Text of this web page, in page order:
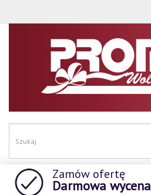
Zamów ofertę
Darmowa wycena